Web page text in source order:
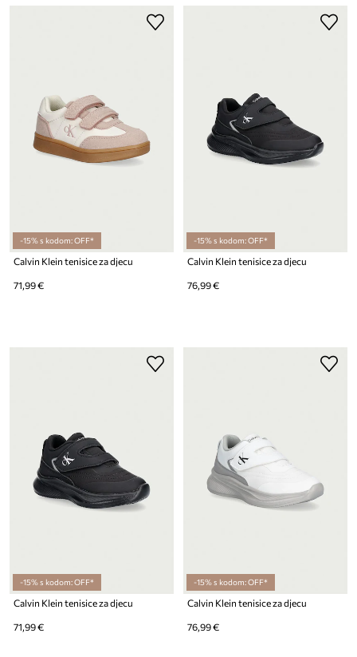
-15% s kodom: OFF*
Calvin Klein tenisice za djecu
71,99 €
-15% s kodom: OFF*
Calvin Klein tenisice za djecu
76,99 €
-15% s kodom: OFF*
Calvin Klein tenisice za djecu
71,99 €
-15% s kodom: OFF*
Calvin Klein tenisice za djecu
76,99 €